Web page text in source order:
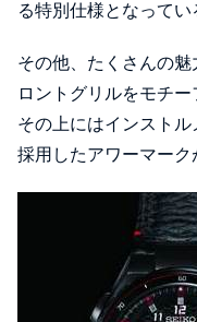
る特別仕様となってい
その他、たくさんの
ロントグリルをモチー
その上にはインスト
採用したアワーマーク